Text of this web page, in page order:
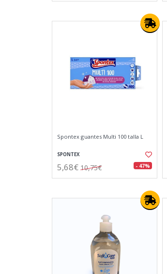
Spontex guantes Multi 100 talla L
SPONTEX
5,68€ 10,75€ - 47%